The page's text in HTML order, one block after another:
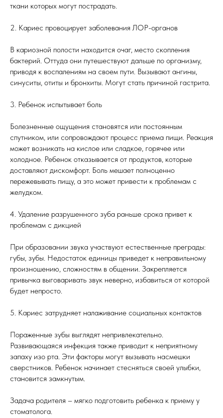
ткани которых могут пострадать.
2. Кариес провоцирует заболевания ЛОР-органов
В кариозной полости находится очаг, место скопления
бактерий. Оттуда они путешествуют дальше по организму,
приводя к воспалениям на своем пути. Вызывают ангины,
синуситы, отиты и бронхиты. Могут стать причиной гастрита.
3. Ребенок испытывает боль
Болезненные ощущения становятся или постоянным
спутником, или сопровождают процесс приема пищи. Реакция
может возникать на кислое или сладкое, горячее или
холодное. Ребенок отказывается от продуктов, которые
доставляют дискомфорт. Боль мешает полноценно
пережевывать пищу, а это может привести к проблемам с
желудком.
4. Удаление разрушенного зуба раньше срока привет к
проблемам с дикцией
При образовании звука участвуют естественные преграды:
губы, зубы. Недостаток единицы приведет к неправильному
произношению, сложностям в общении. Закрепляется
привычка выговаривать звук неверно, избавиться от которой
будет непросто.
5. Кариес затрудняет налаживание социальных контактов
Пораженные зубы выглядят непривлекательно.
Развивающаяся инфекция также приводит к неприятному
запаху изо рта. Эти факторы могут вызывать насмешки
сверстников. Ребенок начинает стесняться своей улыбки,
становится замкнутым.
Задача родителя – мягко подготовить ребенка к приему у
стоматолога.